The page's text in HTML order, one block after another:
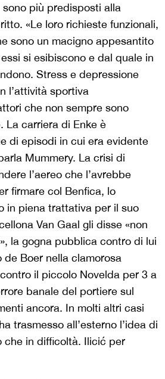
più predisposti alla
«Le loro richieste funzionali,
sono un macigno appesantito
si esibiscono e dal quale in
Stress e depressione
l’attività sportiva
che non sempre sono
La carriera di Enke è
di episodi in cui era evidente
Mummery. La crisi di
l’aereo che l’avrebbe
firmare col Benfica, lo
in piena trattativa per il suo
Van Gaal gli disse «non
la gogna pubblica contro di lui
Boer nella clamorosa
il piccolo Novelda per 3 a
banale del portiere sul
ancora. In molti altri casi
trasmesso all’esterno l’idea di
che in difficoltà. Ilicić per